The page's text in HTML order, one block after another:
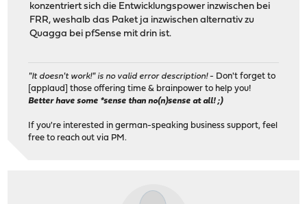
konzentriert sich die Entwicklungspower inzwischen bei
FRR, weshalb das Paket ja inzwischen alternativ zu
Quagga bei pfSense mit drin ist.
"It doesn't work!" is no valid error description!- Don't forget to
[applaud] those offering time & brainpower to help you!
Better have some *sense than no(n)sense at all! ;)
If you're interested in german-speaking business support, feel
free to reach out via PM.